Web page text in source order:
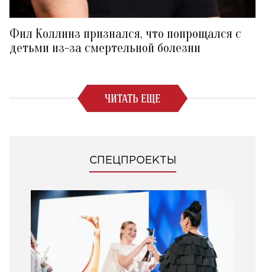
Фил Коллинз признался, что попрощался с
детьми из-за смертельной болезни
ЧИТАТЬ ЕЩЕ
СПЕЦПРОЕКТЫ